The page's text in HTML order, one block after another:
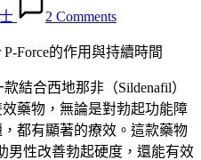
2 Comments
Force的作用與持續時間
結合西地那非（Sildenafil）
藥物，無論是對勃起功能障
都有顯著的療效。這款藥物
男性改善勃起硬度，還能有效